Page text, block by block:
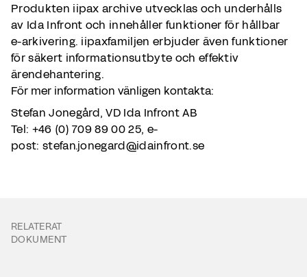
Produkten iipax archive utvecklas och underhålls
av Ida Infront och innehåller funktioner för hållbar
e-arkivering. iipaxfamiljen erbjuder även funktioner
för säkert informationsutbyte och effektiv
ärendehantering.
För mer information vänligen kontakta:
Stefan Jonegård, VD Ida Infront AB
Tel: +46 (0) 709 89 00 25, e-
post: stefan.jonegard@idainfront.se
RELATERAT
DOKUMENT